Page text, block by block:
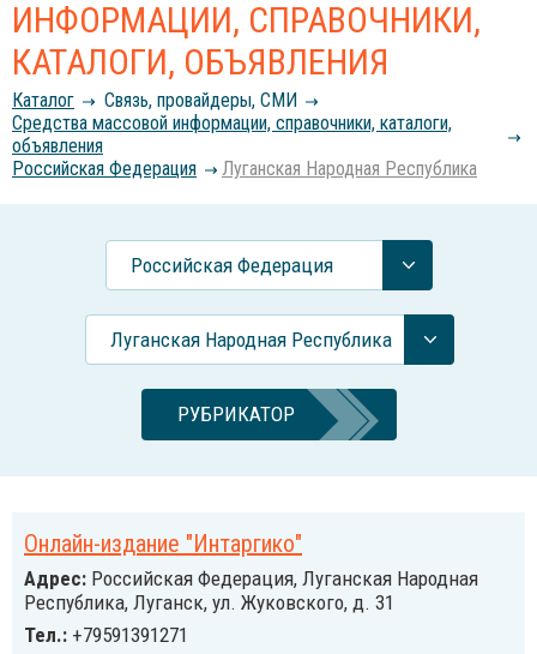
ИНФОРМАЦИИ, СПРАВОЧНИКИ,
КАТАЛОГИ, ОБЪЯВЛЕНИЯ
Каталог
Связь, провайдеры, СМИ
Средства массовой информации, справочники, каталоги,
объявления
Российcкая Федерация
Луганская Народная Республика
Российcкая Федерация
Луганская Народная Республика
РУБРИКАТОР
Онлайн-издание "Интаргико"
Адрес: Российcкая Федерация, Луганская Народная
Республика, Луганск, ул. Жуковского, д. 31
Тел.: +79591391271